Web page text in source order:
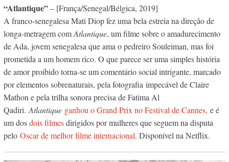
“Atlantique”– [França/Senegal/Bélgica, 2019]
A franco-senegalesa Mati Diop fez uma bela estreia na direção de
longa-metragem comAtlantique, um filme sobre o amadurecimento
de Ada, jovem senegalesa que ama o pedreiro Souleiman, mas foi
prometida a um homem rico. O que parece ser uma simples história
de amor proibido torna-se um comentário social intrigante, marcado
por elementos sobrenaturais, pela fotografia impecável de Claire
Mathon e pela trilha sonora precisa de Fatima Al
Qadiri.Atlantique ganhou o Grand Prix no Festival de Cannes, e é
um dosdois filmesdirigidos por mulheres que seguem na disputa
pelo Oscar de melhor filme internacional. Disponível na Netflix.